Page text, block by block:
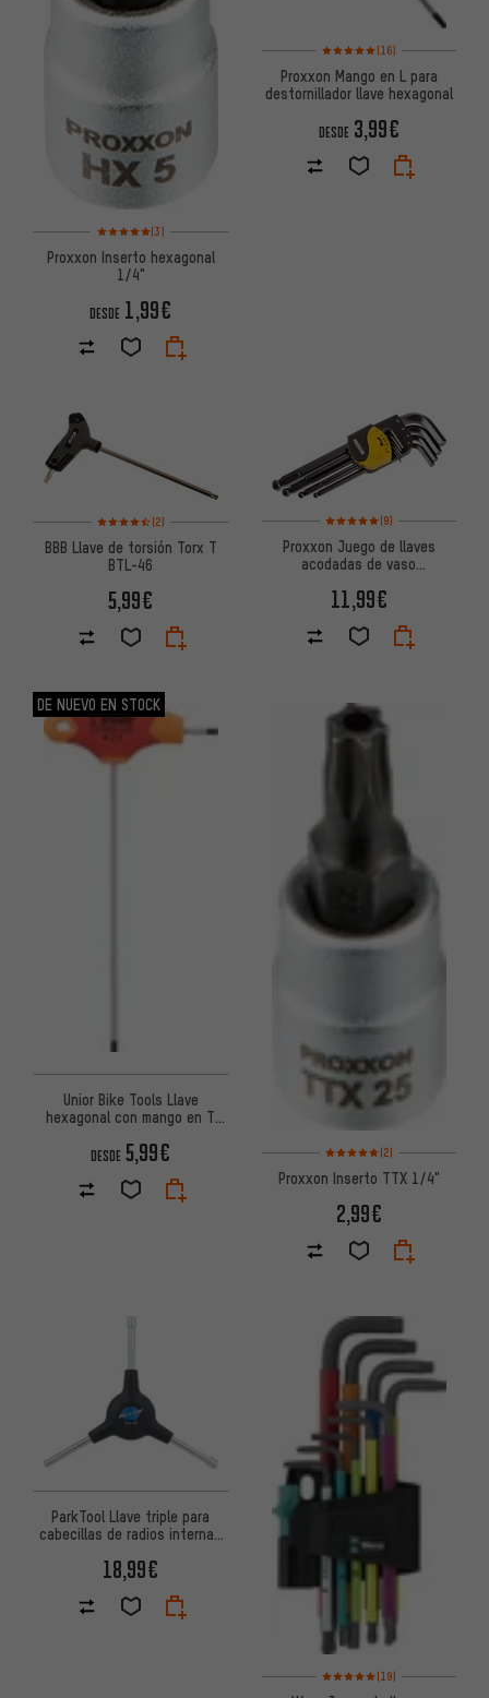
Valoración media: 5 de 5 basada en 3 reseñas
(3)
Proxxon Inserto hexagonal
1/4"
DESDE 1,99€
Valoración media: 5 de 5
(16)
Proxxon Mango en L para
destornillador llave hexagonal
DESDE 3,99€
Valoración media: 4,5 de 5 basada en 2 reseñas
(2)
BBB Llave de torsión Torx T
BTL-46
5,99€
Valoración media: 5 de 5
(9)
Proxxon Juego de llaves
acodadas de vaso
11,99€
DE NUEVO EN STOCK
Unior Bike Tools Llave
hexagonal con mango en T
DESDE 5,99€ Valoración media: 5 de 5
(2)
Proxxon Inserto TTX 1/4"
2,99€
ParkTool Llave triple para
cabecillas de radios internas
18,99€
Valoración media: 5 de 5
(19)